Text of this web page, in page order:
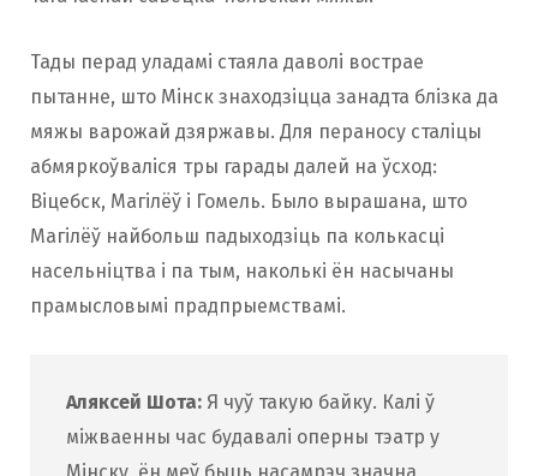
Тады перад уладамі стаяла даволі вострае
пытанне, што Мінск знаходзіцца занадта блізка да
мяжы варожай дзяржавы. Для пераносу сталіцы
абмяркоўваліся тры гарады далей на ўсход:
Віцебск, Магілёў і Гомель. Было вырашана, што
Магілёў найбольш падыходзіць па колькасці
насельніцтва і па тым, наколькі ён насычаны
прамысловымі прадпрыемствамі.
Аляксей Шота: Я чуў такую байку. Калі ў
міжваенны час будавалі оперны тэатр у